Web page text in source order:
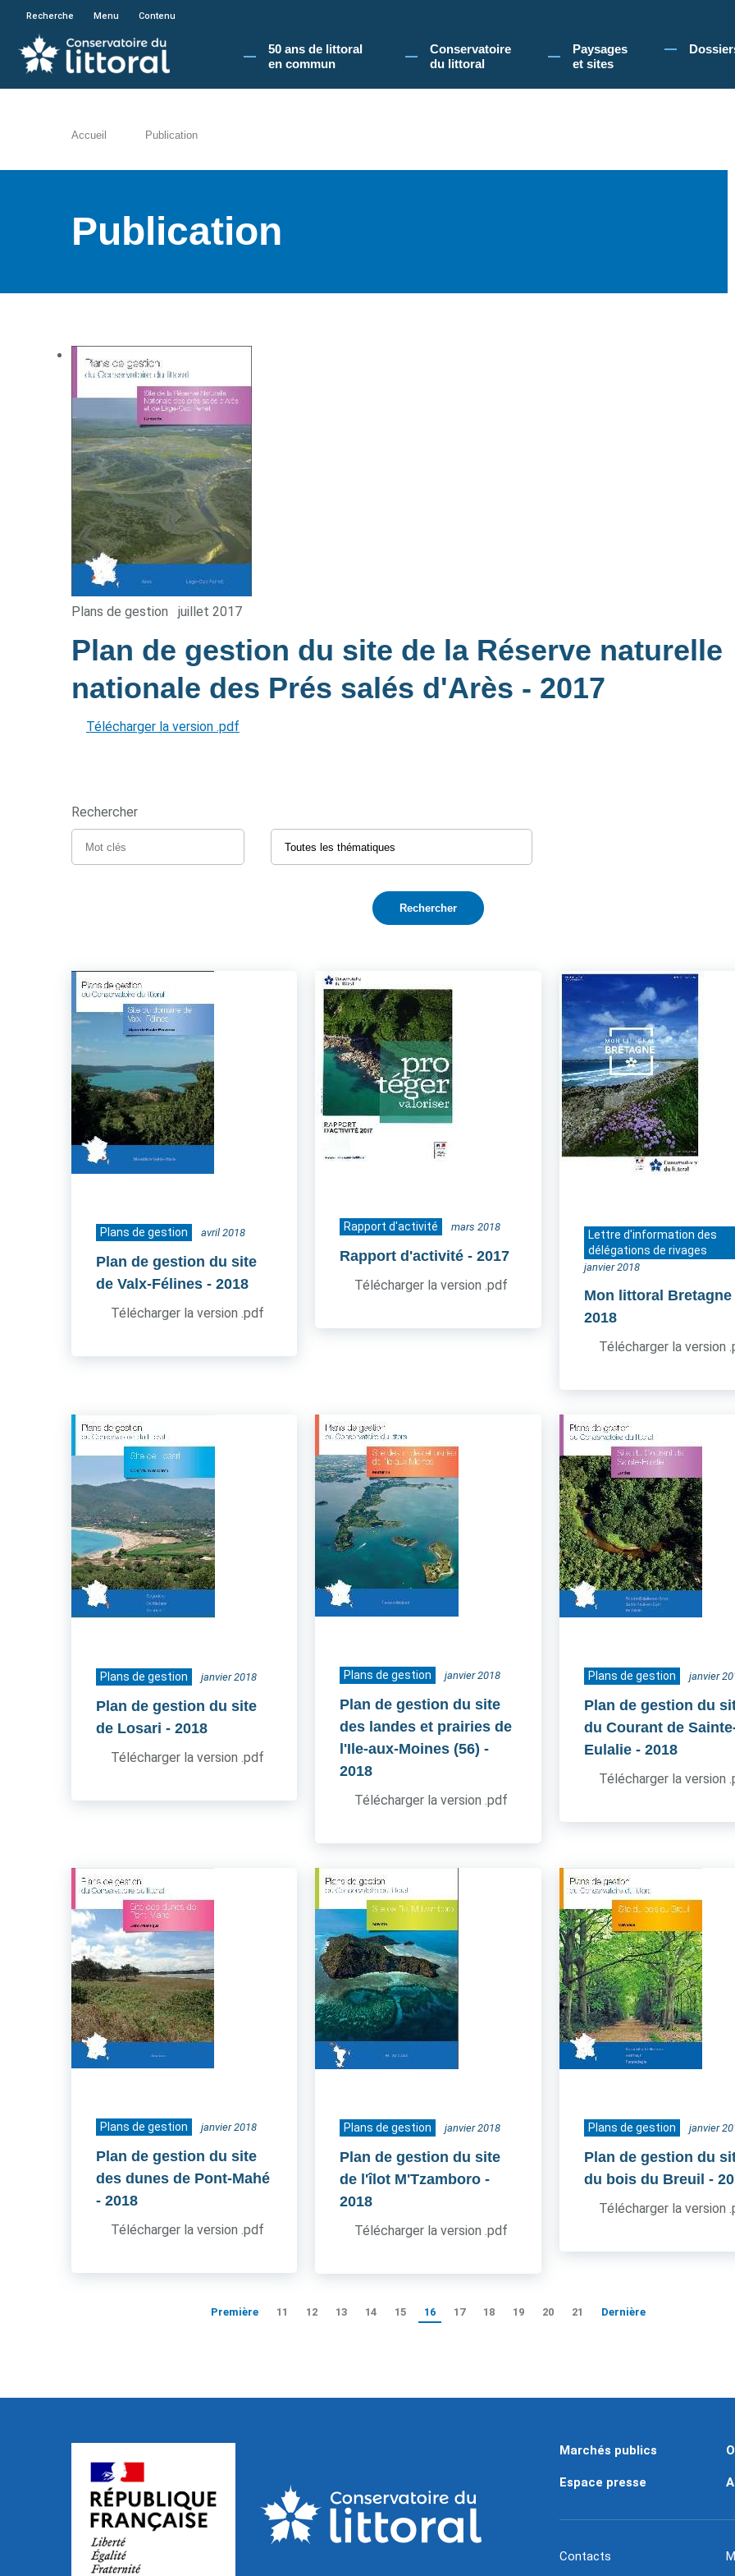
En poursuivant votre navigation sur le site du Conservatoire du littoral, vous acceptez l'utilisation de cookies pour vous
Recherche Menu Contenu
50 ans de littoral
en commun​
Conservatoire
du littoral
Paysages
et sites
Accueil Publication
Publication
Plans de gestion juillet 2017
Plan de gestion du site de la Réserve naturelle
nationale des Prés salés d'Arès - 2017
Télécharger la version .pdf
Rechercher
Plans de gestion avril 2018
Plan de gestion du site
de Valx-Félines - 2018
Télécharger la version .pdf
Rapport d'activité mars 2018
Rapport d'activité - 2017
Télécharger la version .pdf
Lettre d'information des
délégations de rivages
janvier 2018
Mon littoral Bretagne
2018
Télécharger la version
Plans de gestion janvier 2018
Plan de gestion du site
de Losari - 2018
Télécharger la version .pdf
Plans de gestion janvier 2018
Plan de gestion du site
des landes et prairies de
l'Ile-aux-Moines (56) -
2018
Télécharger la version .pdf
Plans de gestion janvier
Plan de gestion du
du Courant de
Eulalie - 2018
Télécharger la version
Plans de gestion janvier 2018
Plan de gestion du site
des dunes de Pont-Mahé
- 2018
Télécharger la version .pdf
Plans de gestion janvier 2018
Plan de gestion du site
de l'îlot M'Tzamboro -
2018
Télécharger la version .pdf
Plans de gestion janvier
Plan de gestion du
du bois du Breuil -
Télécharger la version
Première 11 12 13 14 15 16 17 18 19 20 21 Dernière
Marchés publics
Espace presse
Contacts